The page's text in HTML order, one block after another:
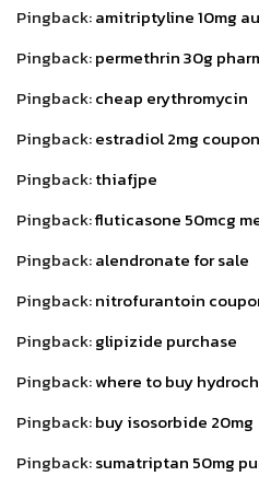
Pingback:amitriptyline 10mg
Pingback:permethrin 30g
Pingback:cheap erythromycin
Pingback:estradiol 2mg coupon
Pingback:thiafjpe
Pingback:fluticasone 50mcg
Pingback:alendronate for sale
Pingback:nitrofurantoin
Pingback:glipizide purchase
Pingback:where to buy
Pingback:buy isosorbide 20mg
Pingback:sumatriptan 50mg